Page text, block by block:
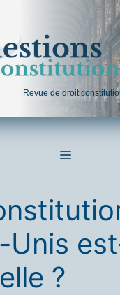
Revue de droit
MENU
Unis
?